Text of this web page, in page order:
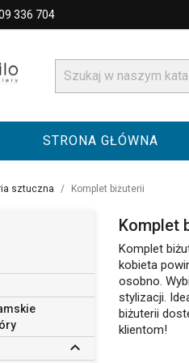
336 704
STRONA GŁÓWNA
sztuczna Komplet biżuterii

Komplet
Komplet
kobieta
osobno.
stylizacji.
biżuterii
klientom!